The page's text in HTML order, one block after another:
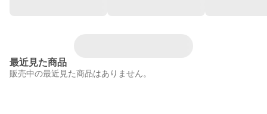
最近見た商品
販売中の最近見た商品はありません。